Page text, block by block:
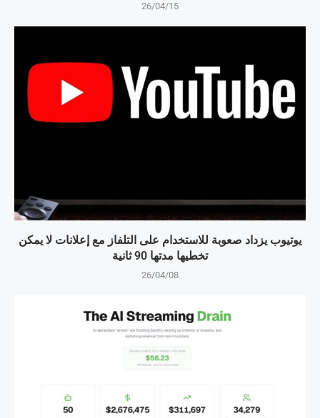
26/04/15
يوتيوب يزداد صعوبة للاستخدام على التلفاز مع إعلانات لا يمكن
تخطيها مدتها 90 ثانية
26/04/08